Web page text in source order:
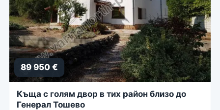
89 950 €
Къща с голям двор в тих район близо до
Генерал Тошево